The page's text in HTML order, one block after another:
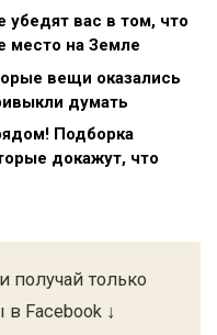
убедят вас в том, что
место на Земле
вещи оказались
думать
Подборка
докажут, что
получай только
Facebook ↓